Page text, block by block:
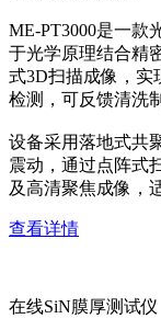
ME-PT3000是一款
于光学原理结合精
式3D扫描成像，实
检测，可反馈清洗
设备采用落地式共
震动，通过点阵式
及高清聚焦成像，
查看详情
在线SiN膜厚测试仪